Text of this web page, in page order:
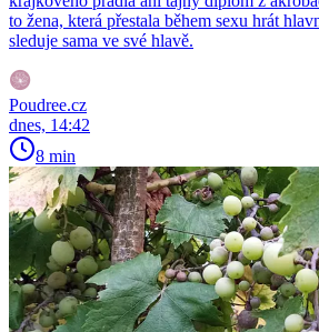
to žena, která přestala během sexu hrát
sleduje sama ve své hlavě.
Poudree.cz
dnes, 14:42
8 min